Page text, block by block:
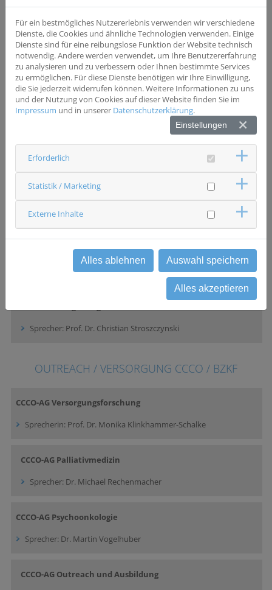
CCCO-AG Zelluläre Therapien (Sprecher BZKF)
Sprecher: Prof. Dr. Wolfgang Herr
CCCO-AG Lokale Therapien (Co-Sprecher BZKF)
Sprecher: Prof. Dr. Hans-J. Schlitt
CCCO-AG Digitalisierung / Artificial Intelligence /
Sprecherin: Prof. Dr. Birte Kehr (Vertreterin BZKF)
CCCO-AG Omics / Genomics / Liquid Biopsy
Sprecher: Prof. Dr. Christoph Klein (Vertreter BZKF)
CCCO-AG Präklinische Forschung
Sprecher: Prof. Dr. Philipp Beckhove
Sprecher: Prof. Dr. Christian Stroszczynski
OUTREACH / VERSORGUNG CCCO / BZKF
CCCO-AG Versorgungsforschung
Sprecherin: Prof. Dr. Monika Klinkhammer-Schalke
CCCO-AG Palliativmedizin
Sprecher: Dr. Michael Rechenmacher
CCCO-AG Psychoonkologie
Sprecher: Dr. Martin Vogelhuber
CCCO-AG Outreach und Ausbildung
Für ein bestmögliches Nutzererlebnis verwenden wir verschiedene
Dienste, die Cookies und ähnliche Technologien verwenden. Einige
Dienste sind für eine reibungslose Funktion der Website technisch
notwendig. Andere werden verwendet, um Ihre Benutzererfahrung
zu analysieren und zu verbessern oder Ihnen bestimmte Services
zu ermöglichen. Für diese Dienste benötigen wir Ihre Einwilligung,
die Sie jederzeit widerrufen können. Weitere Informationen zu uns
und der Nutzung von Cookies auf dieser Website finden Sie im
Impressum und in unserer Datenschutzerklärung.
Einstellungen
Erforderlich
Statistik / Marketing
Externe Inhalte
Alles ablehnen Auswahl speichern
Alles akzeptieren